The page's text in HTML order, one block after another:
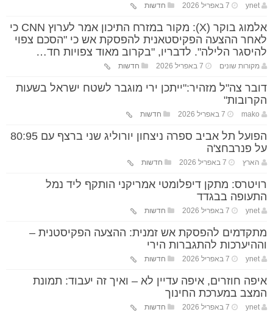
ynet 7 באפריל 2026 חדשות
אלמוג בוקר (X): מקור במזרח התיכון אמר לערוץ CNN כי
לאחר ההצעה הפקיסטאנית להפסקת אש כי "הסכם צפוי
להיסגר הלילה". לדבריו, "בקרוב מאוד צפויות חד…
מקורות שונים 7 באפריל 2026 חדשות
דובר צה"ל מזהיר:"ייתכן ירי מוגבר לשטח ישראל בשעות
הקרובות"
mako 7 באפריל 2026 חדשות
הפועל תל אביב ספרה ניצחון יורוליג שני ברצף עם 80:95
על פנרבחצ'ה
הארץ 7 באפריל 2026 חדשות
רויטרס: מתקן דיפלומטי אמריקני הותקף ליד נמל
התעופה בבגדד
ynet 7 באפריל 2026 חדשות
מתקדמים להפסקת אש זמנית: ההצעה הפקיסטנית –
וההיערכות להתגברות הירי
ynet 7 באפריל 2026 חדשות
איפה חוזרים, איפה עדיין לא – ואיך זה יעבוד: תמונת
המצב במערכת החינוך
ynet 7 באפריל 2026 חדשות